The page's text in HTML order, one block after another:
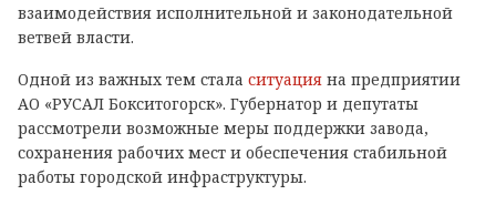
взаимодействия исполнительной и законодательной
ветвей власти.
Одной из важных тем стала ситуация на предприятии
АО «РУСАЛ Бокситогорск». Губернатор и депутаты
рассмотрели возможные меры поддержки завода,
сохранения рабочих мест и обеспечения стабильной
работы городской инфраструктуры.